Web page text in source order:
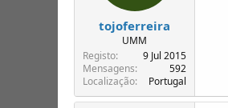
tojoferreira
UMM
Registo
9 Jul 2015
Mensagens
592
Localização
Portugal